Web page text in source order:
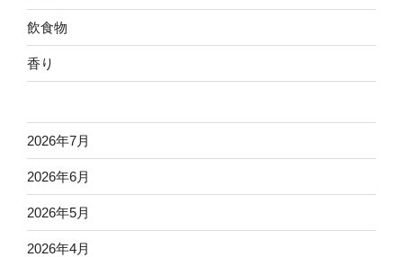
飲食物
香り
2026年7月
2026年6月
2026年5月
2026年4月